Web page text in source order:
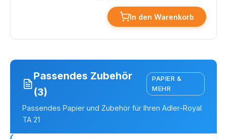
In den Warenkorb
Passendes Zubehör
(3)
PAPIER &
MEHR
Passendes Papier und Zubehör für Ihren Adler-Royal
TA 21